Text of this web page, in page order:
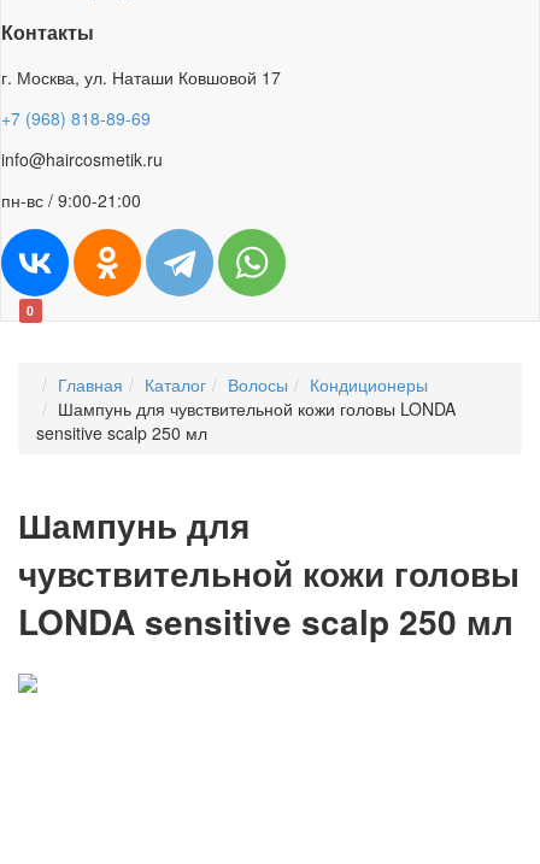
Контакты
г. Москва, ул. Наташи Ковшовой 17
+7 (968) 818-89-69
info@haircosmetik.ru
пн-вс / 9:00-21:00
0
Главная Каталог Волосы
Кондиционеры
Шампунь для чувствительной кожи головы LONDA
sensitive scalp 250 мл
Шампунь для
чувствительной кожи головы
LONDA sensitive scalp 250 мл